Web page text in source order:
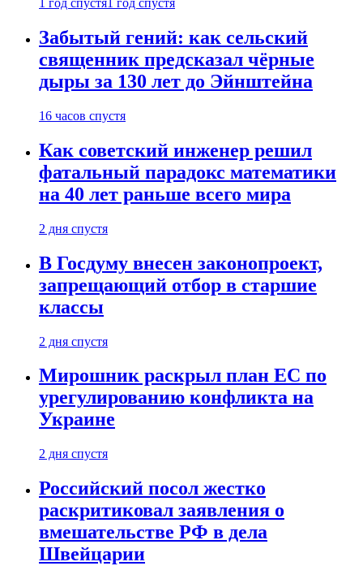
1 год спустя 1 год спустя
Забытый гений: как сельский
священник предсказал чёрные
дыры за 130 лет до Эйнштейна
16 часов спустя
Как советский инженер решил
фатальный парадокс математики
на 40 лет раньше всего мира
2 дня спустя
В Госдуму внесен законопроект,
запрещающий отбор в старшие
классы
2 дня спустя
Мирошник раскрыл план ЕС по
урегулированию конфликта на
Украине
2 дня спустя
Российский посол жестко
раскритиковал заявления о
вмешательстве РФ в дела
Швейцарии